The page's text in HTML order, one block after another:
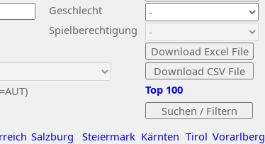
Geschlecht
Spielberechtigung
Salzburg Steiermark Kärnten Tirol Vorarlberg
Top 100